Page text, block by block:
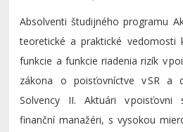
Absolventi študijného programu
teoretické a praktické vedomosti
funkcie a funkcie riadenia rizík v
zákona o poisťovníctve v SR a
Solvency II. Aktuári v poisťovni
finanční manažéri, s vysokou